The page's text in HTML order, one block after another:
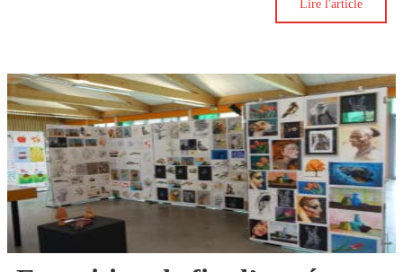
Lire l'article